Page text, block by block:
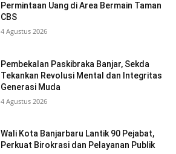
Permintaan Uang di Area Bermain Taman
CBS
4 Agustus 2026
Pembekalan Paskibraka Banjar, Sekda
Tekankan Revolusi Mental dan Integritas
Generasi Muda
4 Agustus 2026
Wali Kota Banjarbaru Lantik 90 Pejabat,
Perkuat Birokrasi dan Pelayanan Publik